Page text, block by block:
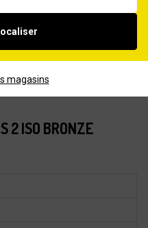
2 ISO BRONZE
magasins